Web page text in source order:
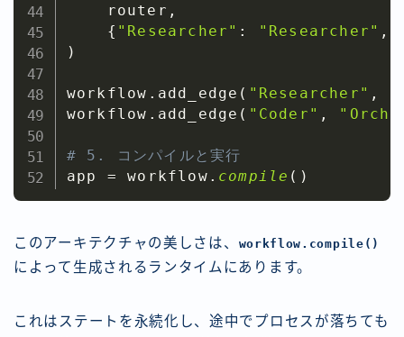
    router
,
{ "Researcher" : "Researcher" ,
)
workflow . add_edge ( "Researcher" ,
workflow . add_edge ( "Coder" ,
# 5. コンパイルと実行
app = workflow . compile ( )
このアーキテクチャの美しさは、 workflow.compile()
によって生成されるランタイムにあります。
これはステートを永続化し、途中でプロセスが落ちても